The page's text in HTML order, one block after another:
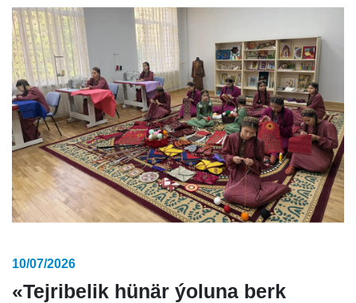
10/07/2026
«Tejribelik hünär ýoluna berk